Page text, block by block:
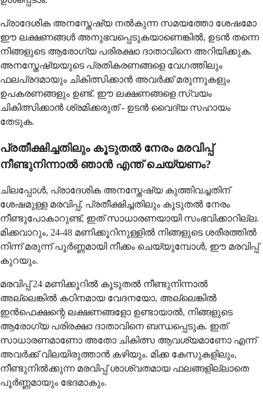
പ്രാദേശിക അനസ്തേഷ്യ നൽകുന്ന സമയത്തോ ശേഷമോ
ഈ ലക്ഷണങ്ങൾ അനുഭവപ്പെടുകയാണെങ്കിൽ, ഉടൻ തന്നെ
നിങ്ങളുടെ ആരോഗ്യ പരിരക്ഷാ ദാതാവിനെ അറിയിക്കുക.
അനസ്തേഷ്യയുടെ പ്രതികരണങ്ങളെ വേഗത്തിലും
ഫലപ്രദമായും ചികിത്സിക്കാൻ അവർക്ക് മരുന്നുകളും
ഉപകരണങ്ങളും ഉണ്ട്. ഈ ലക്ഷണങ്ങളെ സ്വയം
ചികിത്സിക്കാൻ ശ്രമിക്കരുത് - ഉടൻ വൈദ്യ സഹായം
തേടുക.
പ്രതീക്ഷിച്ചതിലും കൂടുതൽ നേരം മരവിപ്പ്
നീണ്ടുനിന്നാൽ ഞാൻ എന്ത് ചെയ്യണം?
ചിലപ്പോൾ, പ്രാദേശിക അനസ്തേഷ്യ കുത്തിവച്ചതിന്
ശേഷമുള്ള മരവിപ്പ്, പ്രതീക്ഷിച്ചതിലും കൂടുതൽ നേരം
നീണ്ടുപോകാറുണ്ട്, ഇത് സാധാരണയായി സംഭവിക്കാറില്ല.
മിക്കവാറും, 24-48 മണിക്കൂറിനുള്ളിൽ നിങ്ങളുടെ ശരീരത്തിൽ
നിന്ന് മരുന്ന് പൂർണ്ണമായി നീക്കം ചെയ്യുമ്പോൾ, ഈ മരവിപ്പ്
കുറയും.
മരവിപ്പ് 24 മണിക്കൂറിൽ കൂടുതൽ നീണ്ടുനിന്നാൽ
അല്ലെങ്കിൽ കഠിനമായ വേദനയോ, അല്ലെങ്കിൽ
ഇൻഫെക്ഷന്റെ ലക്ഷണങ്ങളോ ഉണ്ടായാൽ, നിങ്ങളുടെ
ആരോഗ്യ പരിരക്ഷാ ദാതാവിനെ ബന്ധപ്പെടുക. ഇത്
സാധാരണമാണോ അതോ ചികിത്സ ആവശ്യമാണോ എന്ന്
അവർക്ക് വിലയിരുത്താൻ കഴിയും. മിക്ക കേസുകളിലും,
നീണ്ടുനിൽക്കുന്ന മരവിപ്പ് ശാശ്വതമായ ഫലങ്ങളില്ലാതെ
പൂർണ്ണമായും ഭേദമാകും.